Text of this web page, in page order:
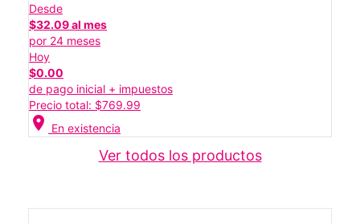
Desde
$32.09 al mes
por 24 meses
Hoy
$0.00
de pago inicial + impuestos
Precio total: $769.99
location_on En existencia
Ver todos los productos